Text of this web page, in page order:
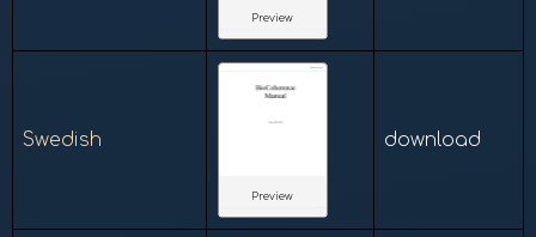
Preview
Swedish
Preview
download